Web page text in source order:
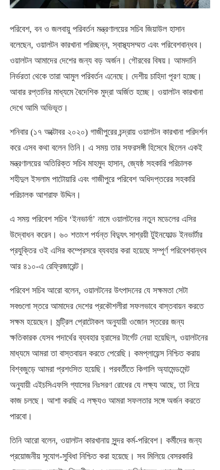
পরিবেশ, বন ও জলবায়ু পরিবর্তন মন্ত্রণালয়ের সচিব জিয়াউল হাসান
বলেছেন, ওয়ালটন কারখানা পরিচ্ছন্ন, স্বাস্থ্যসম্মত এবং পরিবেশবান্ধব।
ওয়ালটন আমাদের দেশের জন্য বড় অর্জন। গৌরবের বিষয়। আমদানি
নির্ভরতা থেকে তারা আমুল পরিবর্তন এনেছে। দেশীয় চাহিদা পূরণ হচ্ছে।
আবার রপ্তানির মাধ্যমে বৈদেশিক মুদ্রা অর্জিত হচ্ছে। ওয়ালটন কারখানা
দেখে আমি অভিভূত।
শনিবার (১৭ অক্টোবর ২০২০) গাজীপুরের চন্দ্রায় ওয়ালটন কারখানা পরিদর্শন
করে এসব কথা বলেন তিনি। এ সময় তার সফরসঙ্গী হিসেবে ছিলেন একই
মন্ত্রণালয়ের অতিরিক্ত সচিব মাহমুদ হাসান, জ্যেষ্ঠ সহকারি পরিচালক
শহীদুল ইসলাম পাটোয়ারি এবং গাজীপুরে পরিবেশ অধিদপ্তরের সহকারি
পরিচালক আশরাফ উদ্দিন।
এ সময় পরিবেশ সচিব ‘ইনভার্না’ নামে ওয়ালটনের নতুন মডেলের এসির
উদ্বোধন করেন। ৬০ শতাংশ পর্যন্ত বিদ্যুৎ সাশ্রয়ী টুইনফোল্ড ইনভার্টার
প্রযুক্তির ওই এসির কম্প্রেসরে ব্যবহার করা হয়েছে সম্পূর্ণ পরিবেশবান্ধব
আর ৪১০-এ রেফ্রিজারেন্ট।
পরিবেশ সচিব আরো বলেন, ওয়ালটনের উৎপাদনের যে সক্ষমতা সেটা
সবগুলো স্তরে আমাদের দেশের প্রকৌশলীরা সফলভাবে বাস্তবায়ন করতে
সক্ষম হয়েছেন। মন্ট্রিল প্রোটোকল অনুযায়ী ওজোন স্তরের জন্য
ক্ষতিকারক যেসব পদার্থের ব্যবহার হ্রাসের টার্গেট নেয়া হয়েছিল, ওয়ালটনের
মাধ্যমে আমরা তা বাস্তবায়ন করতে পেরেছি। কমপ্লায়েন্স নিশ্চিত করায়
বিশ্বজুড়ে আমরা প্রশংসিত হয়েছি। পরবর্তীতে কিগালি অ্যামেন্ডমেন্ট
অনুযায়ী এইচসিএফসি গ্যাসের নিঃসরণ রোধের যে লক্ষ্য আছে, তা নিয়ে
কাজ চলছে। আশা করছি এ লক্ষ্যও আমরা সফলতার সঙ্গে অর্জন করতে
পারবো।
তিনি আরো বলেন, ওয়ালটন কারখানায় সুন্দর কর্ম-পরিবেশ। কর্মীদের জন্য
প্রয়োজনীয় সুযোগ-সুবিধা নিশ্চিত করা হয়েছে। সব মিলিয়ে বেসরকারি